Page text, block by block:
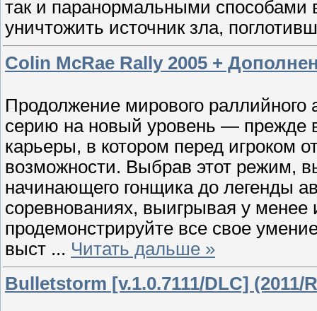
так и паранормальными способами
уничтожить источник зла,
Colin McRae Rally 2005 +
Продолжение мирового
серию на новый уровень — прежде
карьеры, в котором перед игроком
возможности. Выбрав этот режим,
начинающего гонщика до легенды
соревнованиях, выигрывая у
продемонстрируйте все свое
выст ... Читать дальше »
Bulletstorm [v.1.0.7111/DLC] (2011/